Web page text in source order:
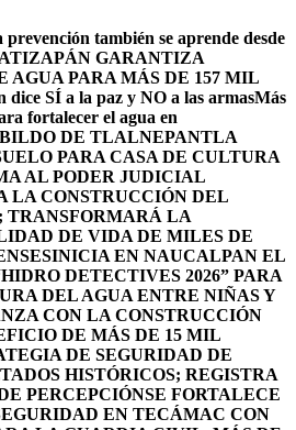
prevención también se aprende desde
GARANTIZA
AGUA PARA MÁS DE 157 MIL
dice SÍ a la paz y NO a las armasMás
fortalecer el agua en
DE TLALNEPANTLA
PARA CASA DE CULTURA
AL PODER JUDICIAL
LA CONSTRUCCIÓN DEL
LA
DE VIDA DE MILES DE
INICIA EN NAUCALPAN EL
DETECTIVES 2026” PARA
DEL AGUA ENTRE NIÑAS Y
CON LA CONSTRUCCIÓN
DE MÁS DE 15 MIL
DE SEGURIDAD DE
HISTÓRICOS; REGISTRA
PERCEPCIÓNSE FORTALECE
EN TECÁMAC CON